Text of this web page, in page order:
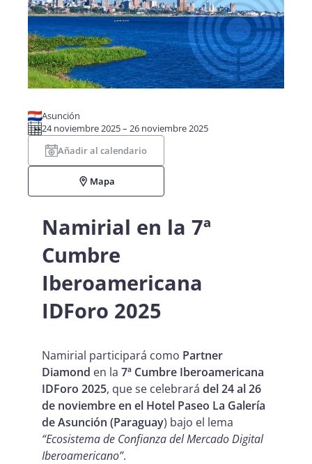
24 noviembre 2025 – 26 noviembre 2025
Asunción
Añadir al calendario
Mapa
Namirial en la 7ª
Cumbre
Iberoamericana
IDForo 2025
Namirial participará como Partner
Diamond en la 7ª Cumbre Iberoamericana
IDForo 2025, que se celebrará del 24 al 26
de noviembre en el Hotel Paseo La Galería
de Asunción (Paraguay) bajo el lema
“Ecosistema de Confianza del Mercado Digital
Iberoamericano”.